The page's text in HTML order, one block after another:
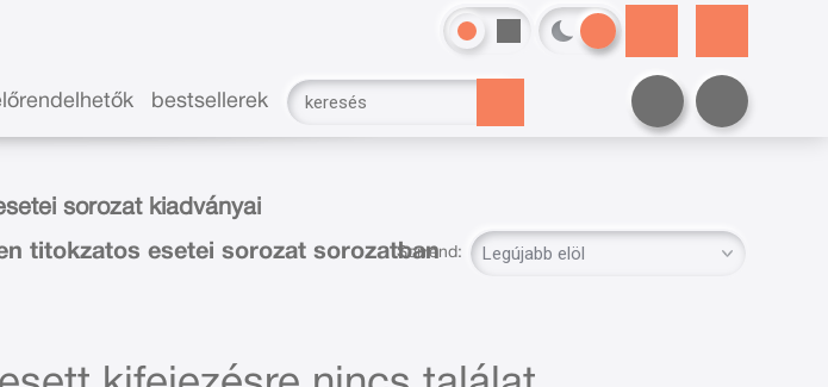
bestsellerek
sorozat kiadványai
titokzatos esetei sorozat sorozatban
Sorrend: